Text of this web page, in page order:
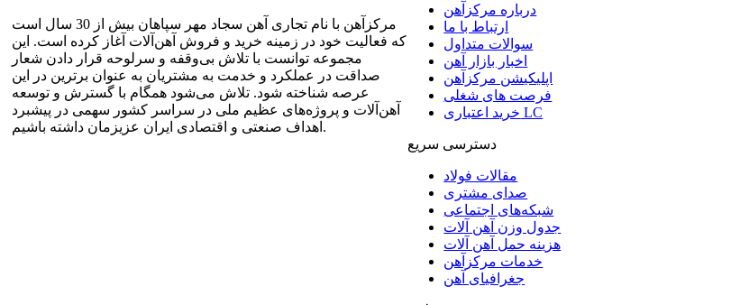
مرکزآهن با نام تجاری آهن سجاد مهر سپاهان بیش از 30 سال است
که فعالیت خود در زمینه خرید و فروش آهن‌آلات آغاز کرده است. این
مجموعه توانست با تلاش بی‌وقفه و سرلوحه قرار دادن شعار
صداقت در عملکرد و خدمت به مشتریان به عنوان برترین در این
عرصه شناخته شود. تلاش می‌شود همگام با گسترش و توسعه
آهن‌آلات و پروژه‌های عظیم ملی در سراسر کشور سهمی در پیشبرد
اهداف صنعتی و اقتصادی ایران عزیزمان داشته باشیم.
درباره مرکزآهن
ارتباط با ما
سوالات متداول
اخبار بازار آهن
اپلیکیشن مرکزآهن
فرصت های شغلی
خرید اعتباری LC
دسترسی سریع
مقالات فولاد
صدای مشتری
شبکه‌های اجتماعی
جدول وزن آهن آلات
هزینه حمل آهن آلات
خدمات مرکزآهن
جغرافیای آهن